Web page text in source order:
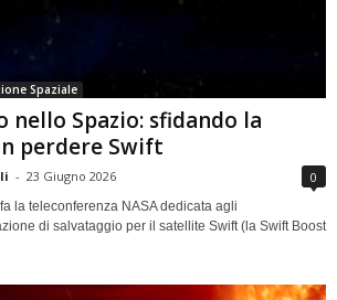
Spaziale
nello Spazio: sfidando la
perdere Swift
- 23 Giugno 2026 0
la teleconferenza NASA dedicata agli
di salvataggio per il satellite Swift (la Swift Boost